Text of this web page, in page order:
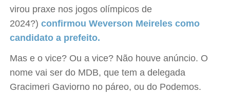
virou praxe nos jogos olímpicos de
2024?)confirmou Weverson Meireles como
candidato a prefeito.
Mas e o vice? Ou a vice? Não houve anúncio. O
nome vai ser do MDB, que tem a delegada
Gracimeri Gaviorno no páreo, ou do Podemos.